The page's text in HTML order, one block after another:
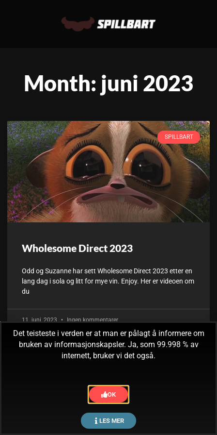
Month: juni 2023
SPILLBART
Wholesome Direct 2023
Odd og Suzanne har sett Wholesome Direct 2023 etter en
lang dag i sola og litt for mye vin. Enjoy. Her er videoen om
du
11. juni, 2023 Ingen kommentarer
Det teisteste i verden er at man er pålagt å informere om
bruken av informasjonskapsler. Ja, som 99.998 % av
internett, bruker vi det også.
OK
LES MER